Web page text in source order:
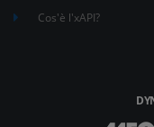
Cos'è l'xAPI?